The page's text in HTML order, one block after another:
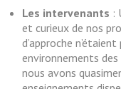
Les intervenants :
et curieux de nos
d’approche
environnements
nous avons